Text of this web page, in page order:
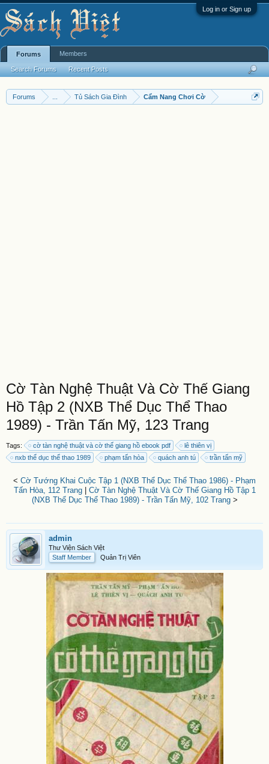
Log in or Sign up
Forums Tủ Sách Gia Đình Cẩm Nang Chơi Cờ
Cờ Tàn Nghệ Thuật Và Cờ Thế Giang
Hồ Tập 2 (NXB Thể Dục Thể Thao
1989) - Trần Tấn Mỹ, 123 Trang
Tags: cờ tàn nghệ thuật và cờ thế giang hồ ebook pdf
lê thiên vị
nxb thể dục thể thao 1989
phạm tấn hòa quách anh tú trần tấn mỹ
< Cờ Tướng Khai Cuộc Tập 1 (NXB Thể Dục Thể Thao 1986) - Phạm
Tấn Hòa, 112 Trang| Cờ Tàn Nghệ Thuật Và Cờ Thế Giang Hồ Tập 1
(NXB Thể Dục Thể Thao 1989) - Trần Tấn Mỹ, 102 Trang>
admin
Thư Viện Sách Việt
Staff Member
Quản Trị Viên
Forums
Search Forums Recent Posts
Members